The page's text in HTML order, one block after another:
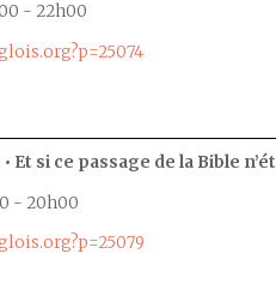
- 22h00
Et si ce passage de la Bible
- 20h00